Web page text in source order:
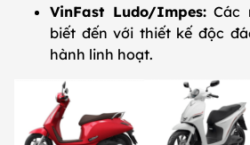
VinFast Ludo/Impes:Các
biết đến với thiết kế độc
hành linh hoạt.